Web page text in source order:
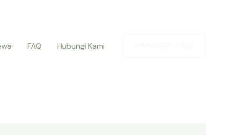
FAQ Hubungi Kami